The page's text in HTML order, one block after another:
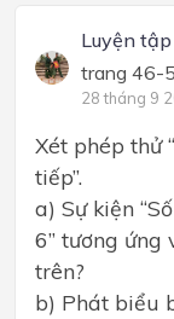
Luyện
trang 46-
28 tháng 9
Xét phép thử
tiếp”.
a) Sự kiện
6” tương ứng
trên?
b) Phát biểu